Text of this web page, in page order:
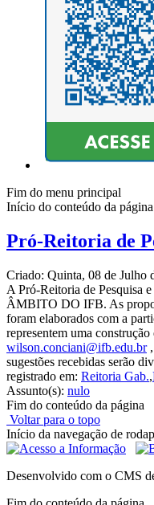
Fim do menu principal
Início do conteúdo da página
Pró-Reitoria de
Criado: Quinta, 08 de Julho
A Pró-Reitoria de
ÂMBITO DO IFB. As
foram elaborados com a
representem uma
wilson.conciani@ifb.edu.br,
sugestões recebidas serão
registrado em: Reitoria Gab.,
Assunto(s): nulo
Fim do conteúdo da página
Voltar para o topo
Início da navegação de
Desenvolvido com o CMS